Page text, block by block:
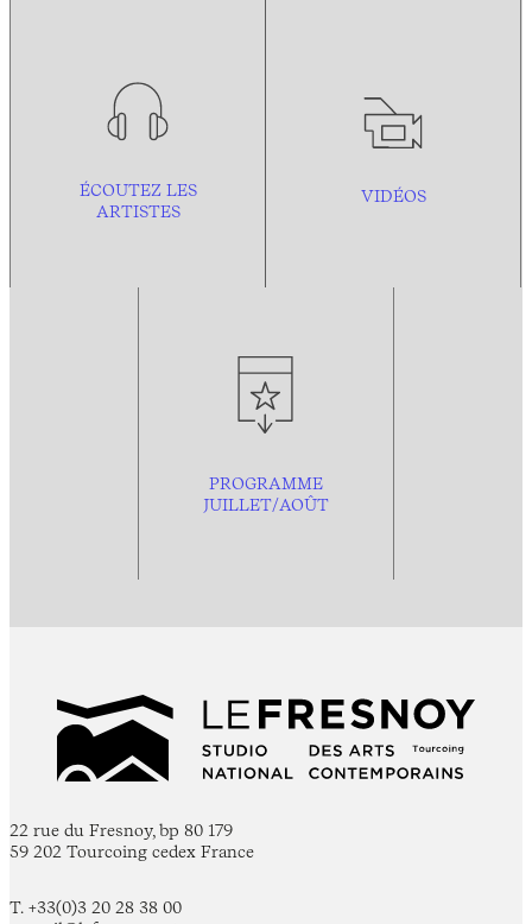
ÉCOUTEZ LES
ARTISTES
VIDÉOS
PROGRAMME
JUILLET/AOÛT
22 rue du Fresnoy, bp 80 179
59 202 Tourcoing cedex France
T. +33(0)3 20 28 38 00